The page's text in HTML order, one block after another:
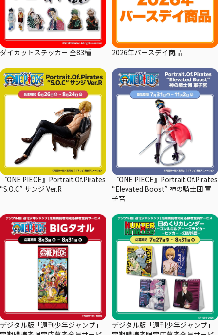
ダイカットステッカー 全83種 2026年バースデイ商品
『ONE PIECE』Portrait.Of.Pirates
“S.O.C” サンジ Ver.R
『ONE PIECE』Portrait.Of.Pirates
“Elevated Boost” 神の騎士団 軍
子宮
デジタル版「週刊少年ジャンプ」
デジタル版「週刊少年ジャンプ」